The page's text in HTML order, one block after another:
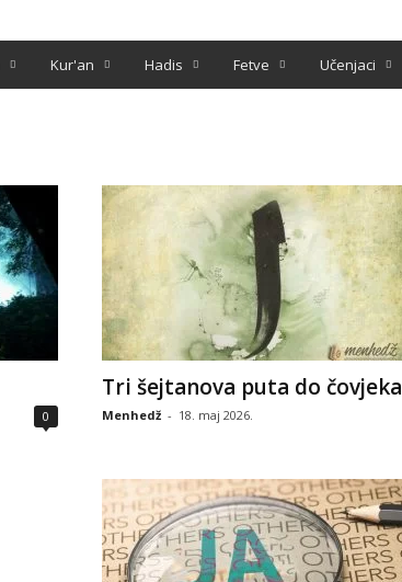
Kur'an Hadis Fetve Učenjaci
0
Tri šejtanova puta do čovjeka
Menhedž - 18. maj 2026.